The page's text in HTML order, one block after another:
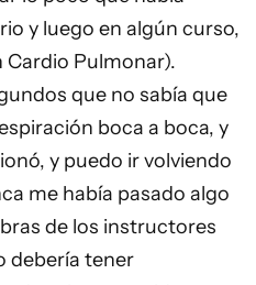
y luego en algún curso,
Cardio Pulmonar).
que no sabía que
boca a boca, y
y puedo ir volviendo
me había pasado algo
de los instructores
debería tener